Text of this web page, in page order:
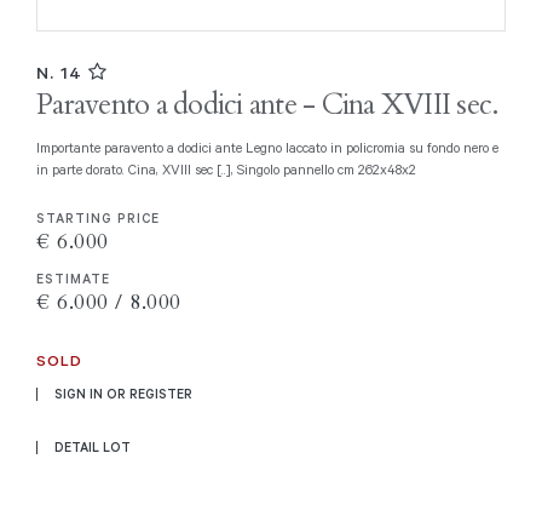
N. 14
Paravento a dodici ante - Cina XVIII sec.
Importante paravento a dodici ante Legno laccato in policromia su fondo nero e
in parte dorato. Cina, XVIII sec [..], Singolo pannello cm 262x48x2
STARTING PRICE
€ 6.000
ESTIMATE
€ 6.000 / 8.000
SOLD
SIGN IN OR REGISTER
DETAIL LOT